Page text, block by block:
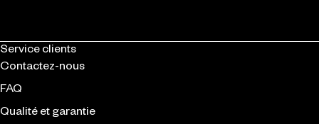
Service clients
Contactez-nous
FAQ
Qualité et garantie